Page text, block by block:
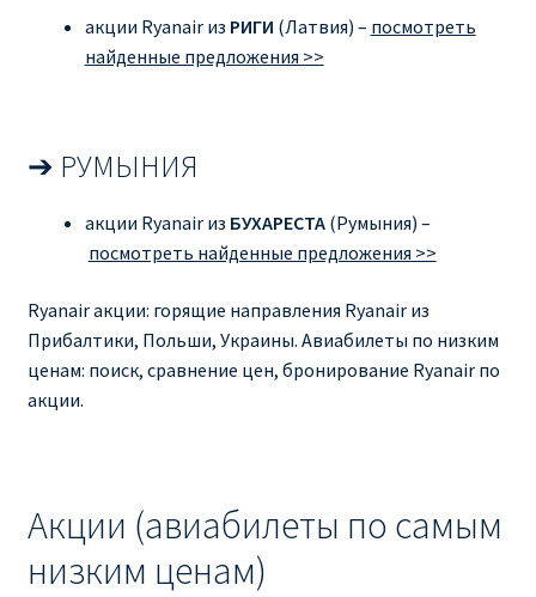
КАК НАЙТИ ДЕШЕВЫЙ БИЛЕТ
КУПИТЬ АВИАБИЛЕТЫ ДЕШЕВО
Милан
ПРАВИЛА РЕГИСТРАЦИИ
ПРИЛОЖЕНИЕ RYANAIR НА РУССКОМ
РАЙАНЭЙР НА РУССКОМ | КНФТФШК
акции Ryanair из РИГИ (Латвия) – посмотреть
найденные предложения >>
➔ РУМЫНИЯ
акции Ryanair из БУХАРЕСТА (Румыния) –
посмотреть найденные предложения >>
Ryanair акции: горящие направления Ryanair из
Прибалтики, Польши, Украины. Авиабилеты по низким
ценам: поиск, сравнение цен, бронирование Ryanair по
акции.
Акции (авиабилеты по самым
низким ценам)